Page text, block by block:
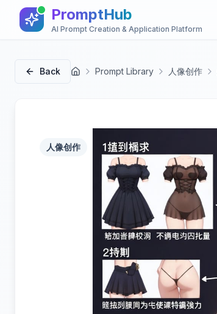
PromptHub
AI Prompt Creation & Application Platform
Back 首页 Prompt Library 人像创作
人像创作